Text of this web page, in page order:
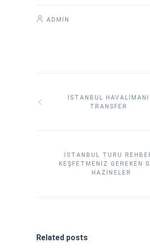
ADMIN
İSTANBUL HAVALIMANI
TRANSFER
İSTANBUL TURU
KEŞFETMENIZ GEREKEN
HAZINELER
Related posts